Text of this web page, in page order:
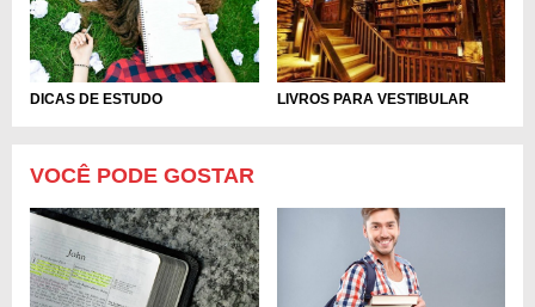
DICAS DE ESTUDO LIVROS PARA VESTIBULAR
VOCÊ PODE GOSTAR